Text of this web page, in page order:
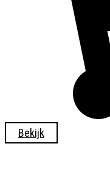
Bekijk